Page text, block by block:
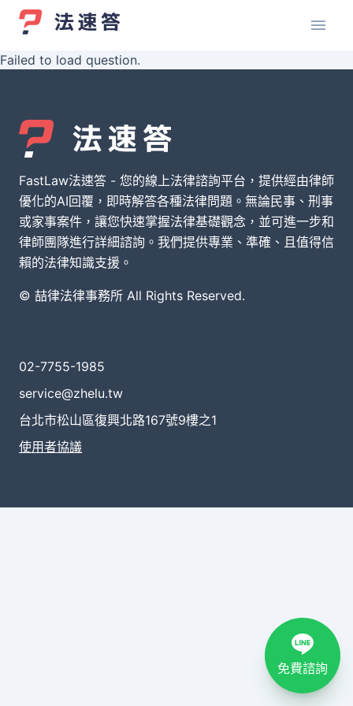
Failed to load question.
FastLaw法速答 - 您的線上法律諮詢平台，提供經由律師
優化的AI回覆，即時解答各種法律問題。無論民事、刑事
或家事案件，讓您快速掌握法律基礎觀念，並可進一步和
律師團隊進行詳細諮詢。我們提供專業、準確、且值得信
賴的法律知識支援。
© 喆律法律事務所 All Rights Reserved.
02-7755-1985
service@zhelu.tw
台北市松山區復興北路167號9樓之1
使用者協議
免費諮詢